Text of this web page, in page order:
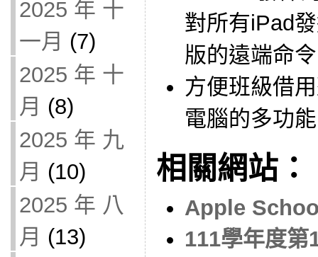
2025 年 十
一月 (7)
2025 年 十
月 (8)
2025 年 九
月 (10)
2025 年 八
月 (13)
對所有iPad
版的遠端命
方便班級借
電腦的多功
相關網站：
Apple
111學年度第